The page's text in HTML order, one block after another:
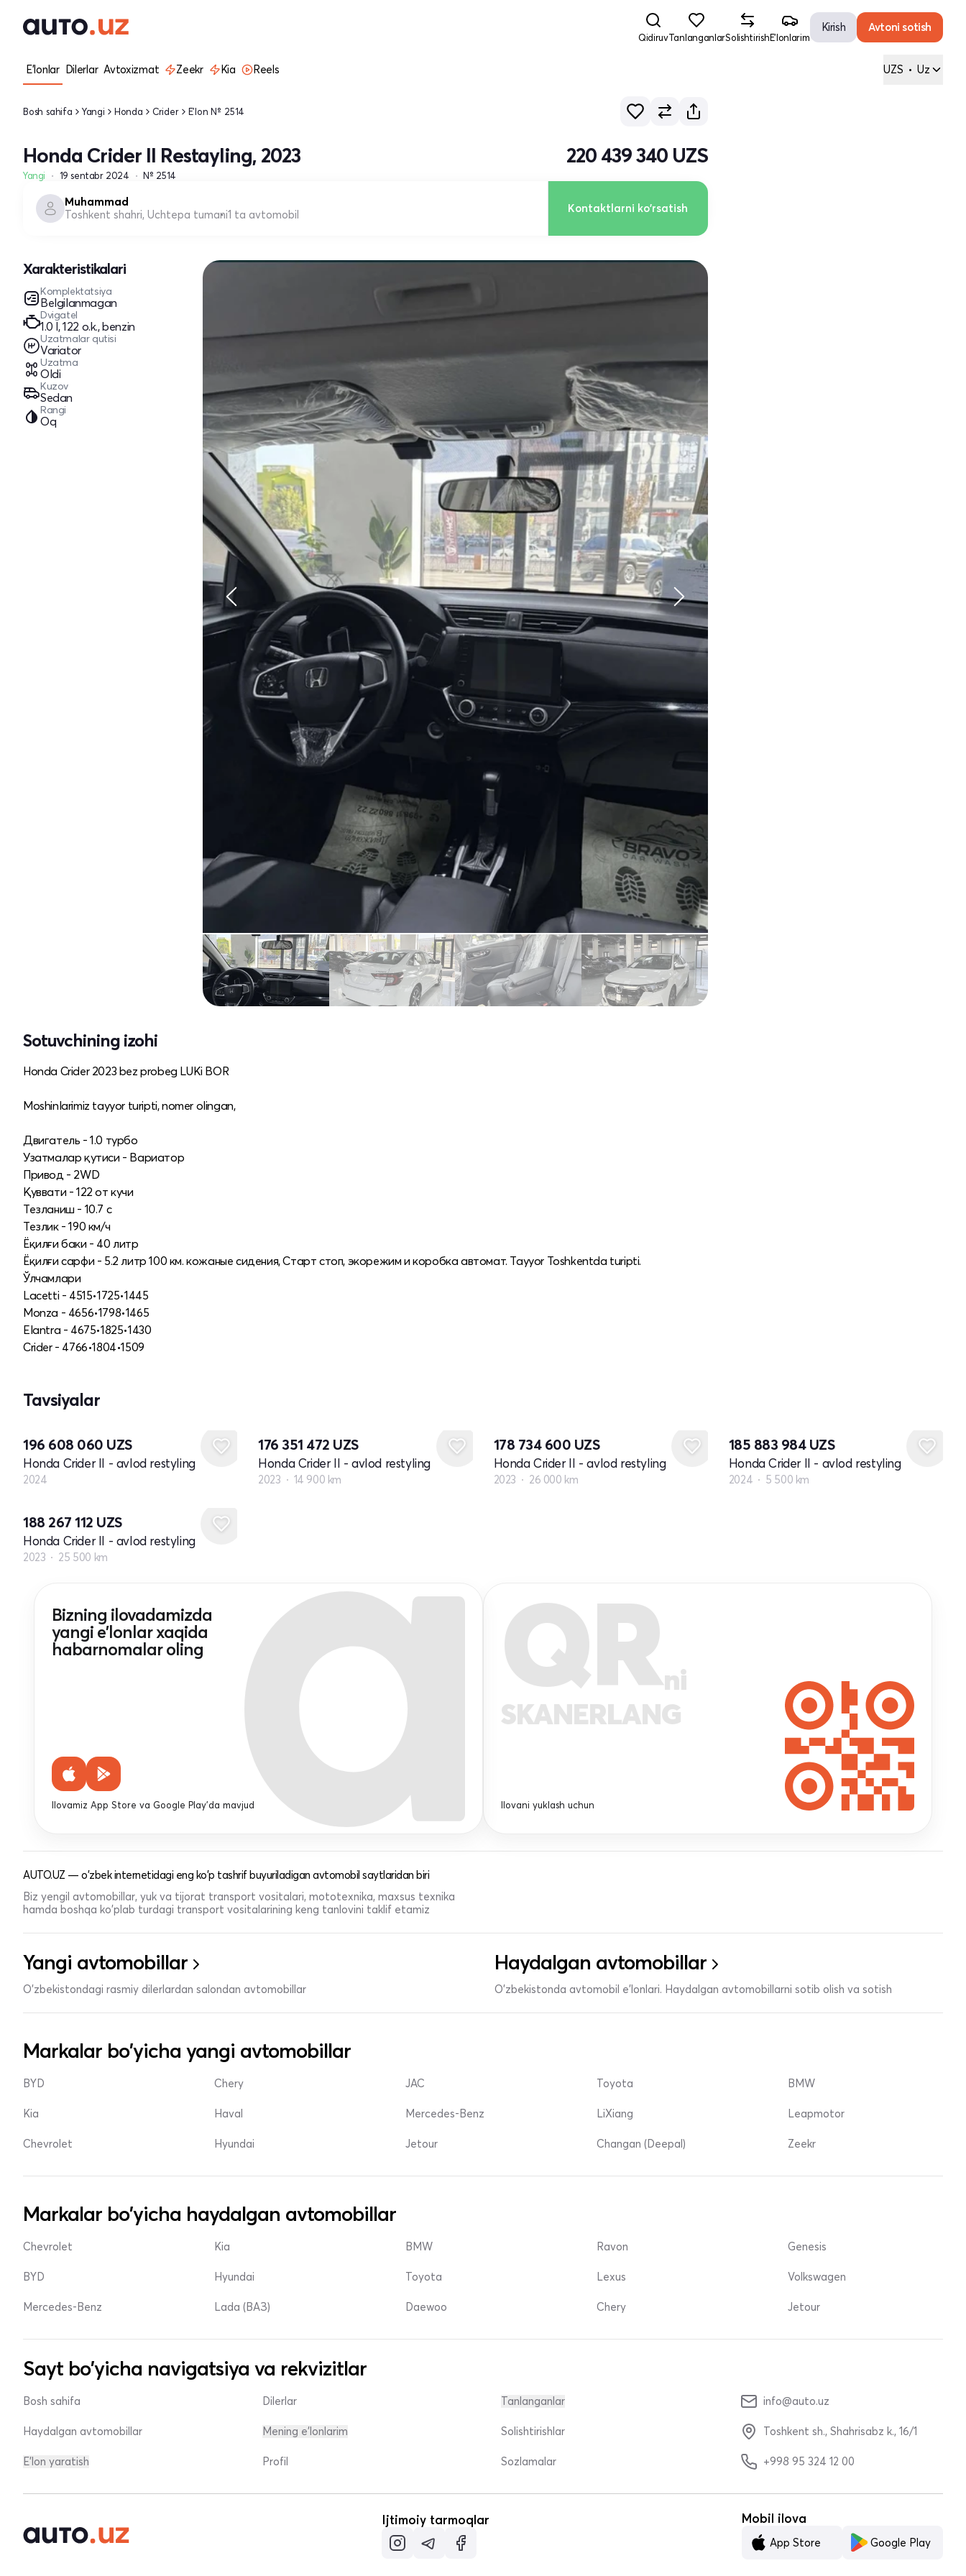
QidiruvTanlanganlarSolishtirishE'lonlarim
Kirish Avtoni sotish
E'lonlar Dilerlar Avtoxizmat Zeekr Kia Reels UZS • Uz
Bosh sahifa Yangi Honda Crider E'lon № 2514
Honda Crider II Restayling, 2023
Yangi 19 sentabr 2024 № 2514
220 439 340 UZS
Muhammad
Toshkent shahri, Uchtepa tumani1 ta avtomobil Kontaktlarni ko'rsatish
Xarakteristikalari
Komplektatsiya
Belgilanmagan
Dvigatel
1.0 l, 122 o.k., benzin
Uzatmalar qutisi
Variator
Uzatma
Oldi
Kuzov
Sedan
Rangi
Oq
Sotuvchining izohi
Honda Crider 2023 bez probeg LUKi BOR
Moshinlarimiz tayyor turipti, nomer olingan,
Двигатель - 1.0 турбо
Узатмалар қутиси - Вариатор
Привод - 2WD
Қуввати - 122 от кучи
Тезланиш - 10.7 с
Тезлик - 190 км/ч
Ёқилғи баки - 40 литр
Ёқилғи сарфи - 5.2 литр 100 км. кожаные сидения, Старт стоп, экорежим и коробка автомат. Tayyor Toshkentda turipti.
Ўлчамлари
Lacetti - 4515•1725•1445
Monza - 4656•1798•1465
Elantra - 4675•1825•1430
Crider - 4766•1804•1509
Tavsiyalar
196 608 060 UZS
Honda Crider II - avlod restyling
2024
176 351 472 UZS
Honda Crider II - avlod restyling
2023 14 900 km
178 734 600 UZS
Honda Crider II - avlod restyling
2023 26 000 km
185 883 984 UZS
Honda Crider II - avlod restyling
2024 5 500 km
188 267 112 UZS
Honda Crider II - avlod restyling
2023 25 500 km
Bizning ilovadamizda
yangi e'lonlar xaqida
habarnomalar oling
Ilovamiz App Store va Google Play'da mavjud
QRni
SKANERLANG
Ilovani yuklash uchun
AUTO.UZ — o'zbek internetidagi eng ko'p tashrif buyuriladigan avtomobil saytlaridan biri
Biz yengil avtomobillar, yuk va tijorat transport vositalari, mototexnika, maxsus texnika
hamda boshqa ko'plab turdagi transport vositalarining keng tanlovini taklif etamiz
Yangi avtomobillar
O'zbekistondagi rasmiy dilerlardan salondan avtomobillar
Haydalgan avtomobillar
O'zbekistonda avtomobil e’lonlari. Haydalgan avtomobillarni sotib olish va sotish
Markalar bo'yicha yangi avtomobillar
BYD
Kia
Chevrolet
Chery
Haval
Hyundai
JAC
Mercedes-Benz
Jetour
Toyota
LiXiang
Changan (Deepal)
BMW
Leapmotor
Zeekr
Markalar bo'yicha haydalgan avtomobillar
Chevrolet
BYD
Mercedes-Benz
Kia
Hyundai
Lada (ВАЗ)
BMW
Toyota
Daewoo
Ravon
Lexus
Chery
Genesis
Volkswagen
Jetour
Sayt bo'yicha navigatsiya va rekvizitlar
Bosh sahifa
Haydalgan avtomobillar
E'lon yaratish
Dilerlar
Mening e'lonlarim
Profil
Tanlanganlar
Solishtirishlar
Sozlamalar
info@auto.uz
Toshkent sh., Shahrisabz k., 16/1
+998 95 324 12 00
Ijtimoiy tarmoqlar Mobil ilova
App Store Google Play